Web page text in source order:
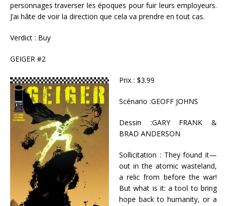
personnages traverser les époques pour fuir leurs employeurs.
J’ai hâte de voir la direction que cela va prendre en tout cas.
Verdict : Buy
GEIGER #2
Prix : $3.99
Scénario :GEOFF JOHNS
Dessin :GARY FRANK &
BRAD ANDERSON
Sollicitation : They found it—
out in the atomic wasteland,
a relic from before the war!
But what is it: a tool to bring
hope back to humanity, or a